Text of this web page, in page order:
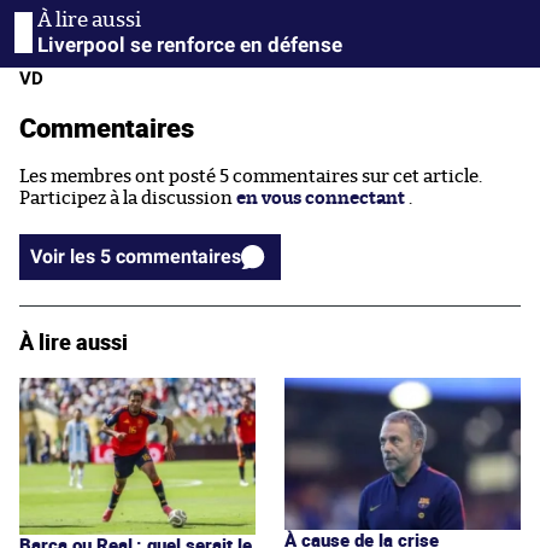
Liverpool se renforce en défense
VD
Commentaires
Les membres ont posté 5 commentaires sur cet article.
Participez à la discussion en vous connectant
Voir les 5 commentaires
À lire aussi
À cause de la crise